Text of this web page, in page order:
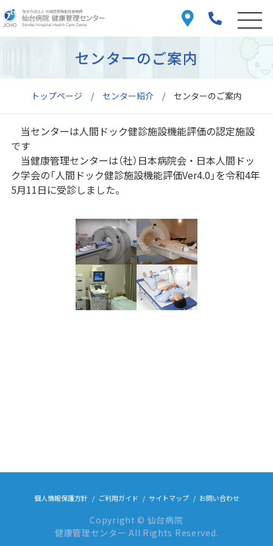
トップページ センター紹介 センターのご案内
センターのご案内
当センターは人間ドック健診施設機能評価の認定施設
です
当健康管理センターは（社）日本病院会・日本人間ドッ
ク学会の「人間ドック健診施設機能評価Ver4.0」を令和4年
5月11日に受診しました。
個人情報保護方針 ご利用ガイド サイトマップ お問い合わせ
Copyright © 仙台病院
健康管理センター All Rights Reserved.